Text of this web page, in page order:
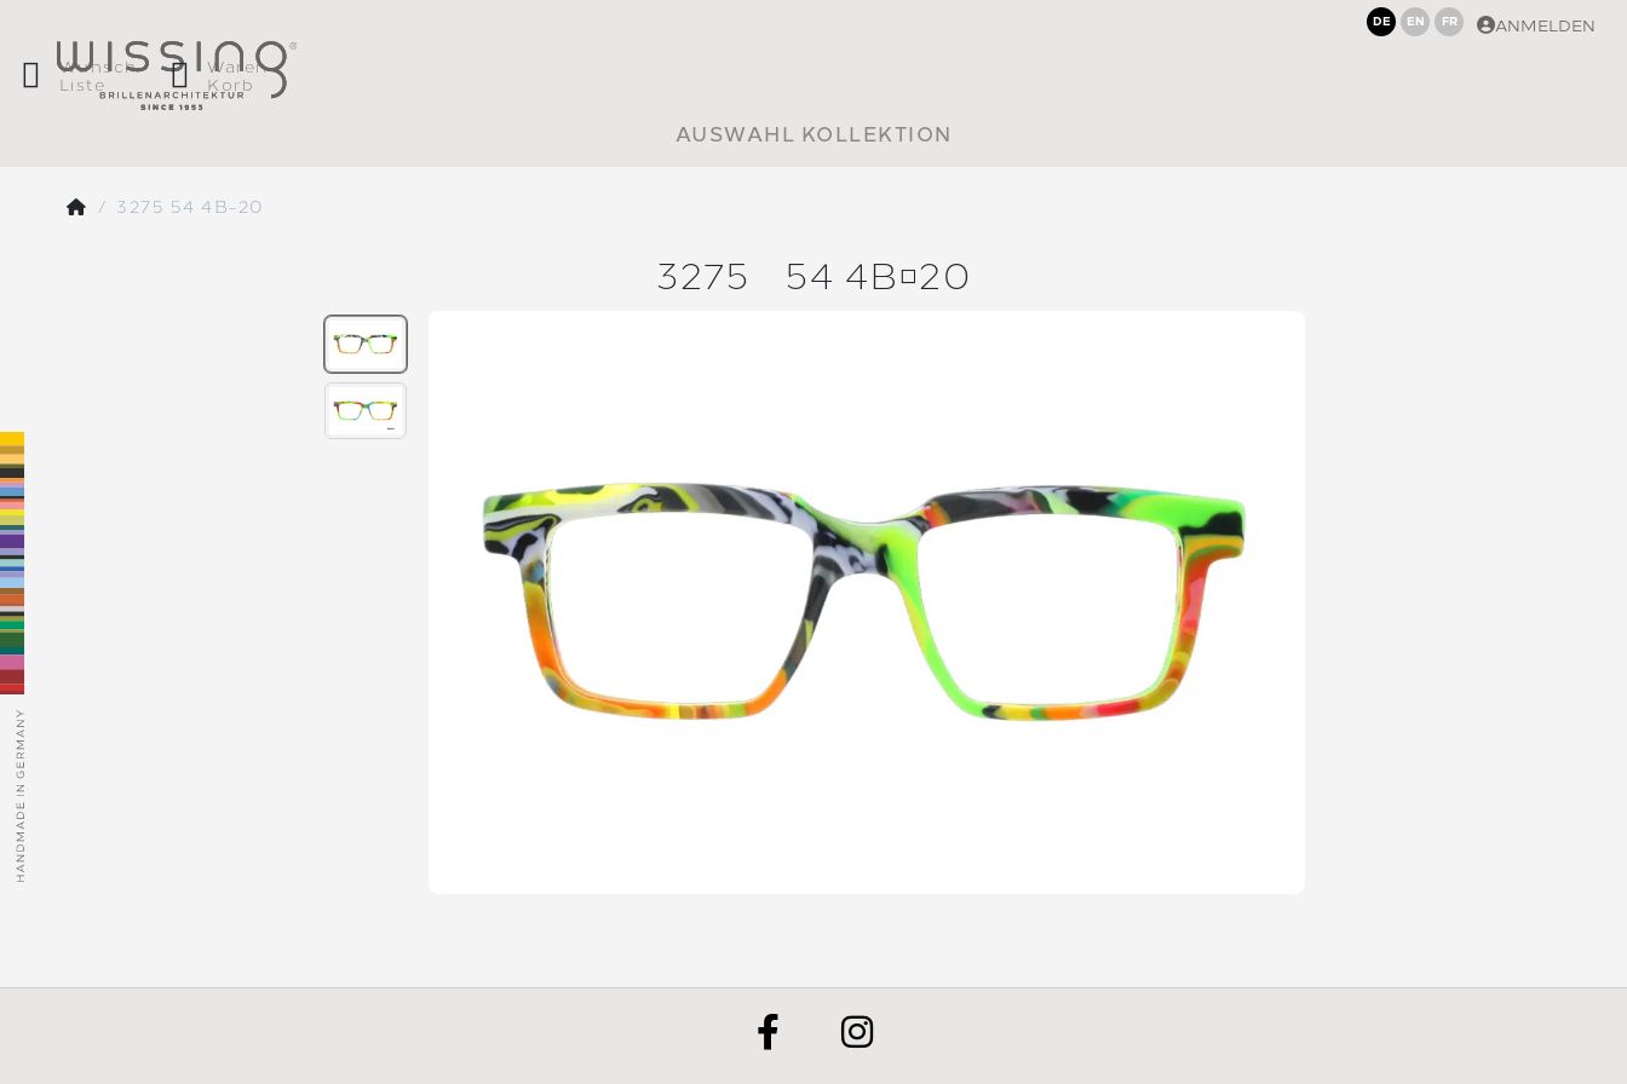
DE EN FR ANMELDEN
Wunsch
Liste
Waren
Korb
AUSWAHL KOLLEKTION
3275 54 4B-20
3275 54 4B20